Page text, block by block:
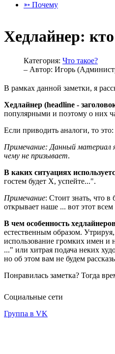
➳ Почему
Хедлайнер:
Категория: Что такое?
– Автор: Игорь
В рамках данной заметки, я
Хедлайнер (headline -
популярными и поэтому о них
Если приводить аналоги, то
Примечание: Данный материал
чему не призывает.
В каких ситуациях
гостем будет X, успейте...".
Примечание: Стоит знать, что
открывает наше ... вот этот
В чем особенность
естественным образом.
использование громких имен
..." или хитрая подача неких
но об этом вам не будем
Понравилась заметка? Тогда
Социальные сети
Группа в VK